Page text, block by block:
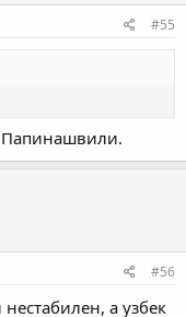
#55
Папинашвили.
#56
а узбек